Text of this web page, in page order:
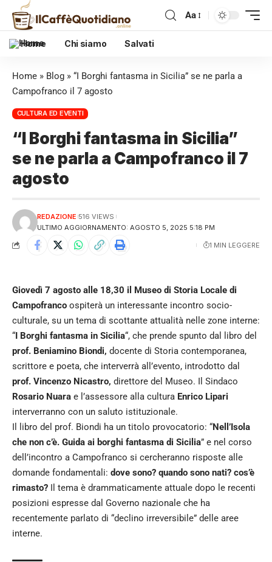
Aa
Home Chi siamo Salvati
Home » Blog » “I Borghi fantasma in Sicilia” se ne parla a
Campofranco il 7 agosto
CULTURA ED EVENTI
“I Borghi fantasma in Sicilia”
se ne parla a Campofranco il 7
agosto
ULTIMO AGGIORNAMENTO: AGOSTO 5, 2025 5:18 PM
REDAZIONE 516 VIEWS
1 MIN LEGGERE
Giovedì 7 agosto alle 18,30 il Museo di Storia Locale di
Campofranco ospiterà un interessante incontro socio-
culturale, su un tema di scottante attualità nelle zone interne:
“I Borghi fantasma in Sicilia“, che prende spunto dal libro del
prof. Beniamino Biondi, docente di Storia contemporanea,
scrittore e poeta, che interverrà all’evento, introdotto dal
prof. Vincenzo Nicastro, direttore del Museo. Il Sindaco
Rosario Nuara e l’assessore alla cultura Enrico Lipari
interverranno con un saluto istituzionale.
Il libro del prof. Biondi ha un titolo provocatorio: “Nell’Isola
che non c’è. Guida ai borghi fantasma di Sicilia” e nel corso
dell’incontro a Campofranco si cercheranno risposte alle
domande fondamentali: dove sono? quando sono nati? cos’è
rimasto? Il tema è drammaticamente attuale dopo le recenti
posizioni espresse dal Governo nazionale che ha
recentemente parlato di “declino irreversibile” delle aree
interne.